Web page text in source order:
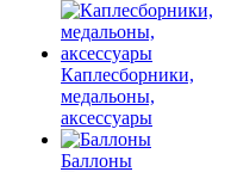
Каплесборники,
медальоны,
аксессуары
Баллоны